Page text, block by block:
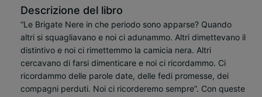
Descrizione del libro
“Le Brigate Nere in che periodo sono apparse? Quando
altri si squagliavano e noi ci adunammo. Altri dimettevano il
distintivo e noi ci rimettemmo la camicia nera. Altri
cercavano di farsi dimenticare e noi ci ricordammo. Ci
ricordammo delle parole date, delle fedi promesse, dei
compagni perduti. Noi ci ricorderemo sempre”. Con queste